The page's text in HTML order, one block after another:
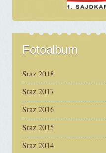
Fotoalbum
Sraz 2018
Sraz 2017
Sraz 2016
Sraz 2015
Sraz 2014